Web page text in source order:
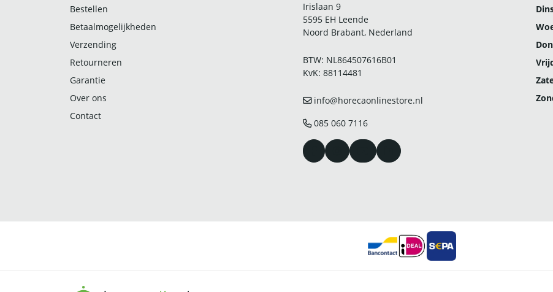
Bestellen
Betaalmogelijkheden
Verzending
Retourneren
Garantie
Over ons
Contact
Irislaan 9
5595 EH Leende
Noord Brabant, Nederland
BTW: NL864507616B01
KvK: 88114481
info@horecaonlinestore.nl
085 060 7116